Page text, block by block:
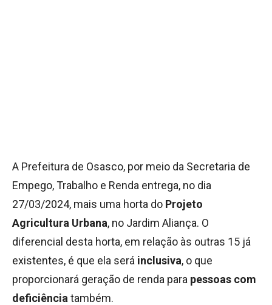
A Prefeitura de Osasco, por meio da Secretaria de
Empego, Trabalho e Renda entrega, no dia
27/03/2024, mais uma horta do Projeto
Agricultura Urbana, no Jardim Aliança. O
diferencial desta horta, em relação às outras 15 já
existentes, é que ela será inclusiva, o que
proporcionará geração de renda para pessoas com
deficiência também.